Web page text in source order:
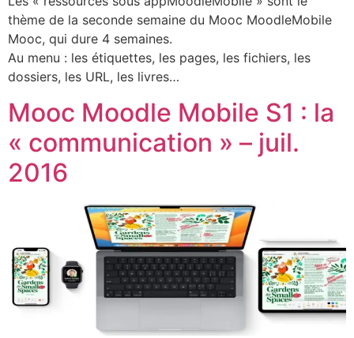
thème de la seconde semaine du Mooc MoodleMobile
Mooc, qui dure 4 semaines.
Au menu : les étiquettes, les pages, les fichiers, les
dossiers, les URL, les livres…
Mooc Moodle Mobile S1 : la
« communication » – juil.
2016